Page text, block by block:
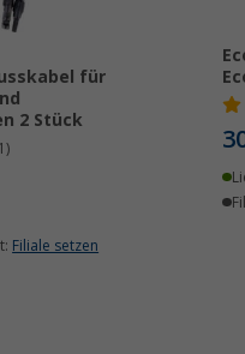
für
2 Stück
Filiale setzen